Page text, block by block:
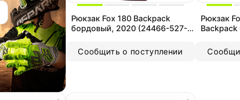
Рюкзак Fox 180 Backpack
бордовый, 2020 (24466-527-
Сообщить о поступлении
Рюкзак